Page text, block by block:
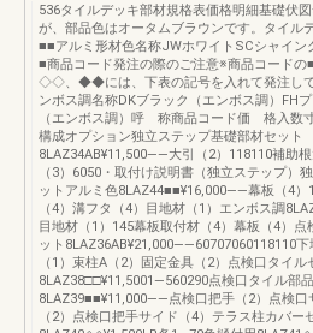
536タイルデッキ部材規格表価格明細基礎伏
が、部品色はオータムブラウンです。タイル
■■アルミ形材色名称JWホワイトSCシャイン
■商品コード発注の際のご注意※商品コードの
◇◇、◆◆には、下表の記号を入れて発注し
ンボス調名称DKブラック（エンボス調）FH
（エンボス調）呼 称商品コード価 格入数
構成オプション独立ステップ基礎部材セット
8LAZ34AB¥11,500――大引（2）118110補助
（3）6050・取付け説明書（独立ステップ）
ットアルミ色8LAZ44■■¥16,000――幕板（4）
（4）溝フタ（4）目地材（1）エンボス調
目地材（1）145幕板取付材（4）幕板（4）点
ット8LAZ36AB¥21,000――60707060118110下
（1）束柱A（2）固定金具（2）点検口タイル
8LAZ38□□¥11,5001―560290点検口タイル部
8LAZ39■■¥11,000――点検口把手（2）点検口
（2）点検口把手サイド（4）テラス柱カバー